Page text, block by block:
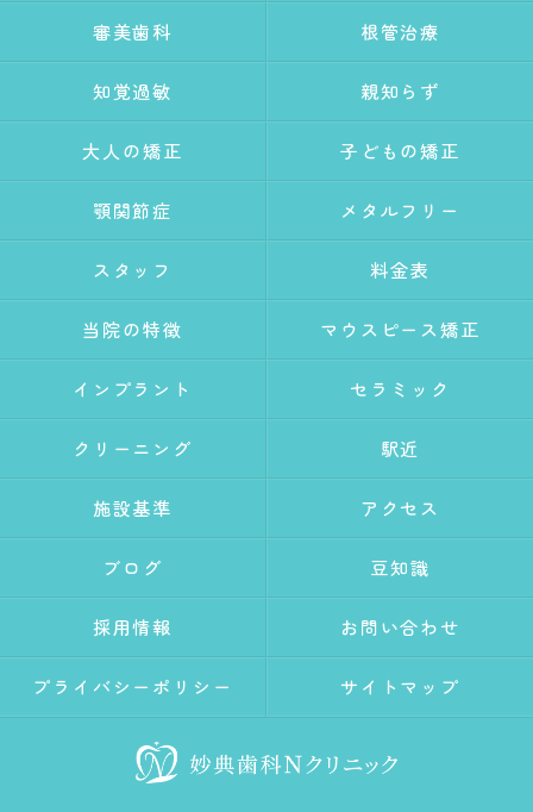
審美歯科 根管治療
知覚過敏 親知らず
大人の矯正 子どもの矯正
顎関節症 メタルフリー
スタッフ 料金表
当院の特徴 マウスピース矯正
インプラント セラミック
クリーニング 駅近
施設基準 アクセス
ブログ 豆知識
採用情報 お問い合わせ
プライバシーポリシー サイトマップ